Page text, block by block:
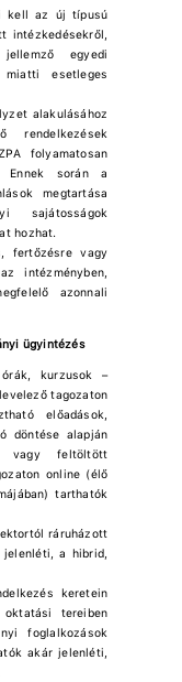
kell az új típusú
intézkedésekről,
egyedi
esetleges
alakulásához
rendelkezések
folyamatosan
Ennek során a
megtartása
hozhat.
fertőzésre vagy
intézményben,
azonnali
ügyintézés
kurzusok –
tagozaton
előadások,
döntése alapján
vagy feltöltött
online (élő
tarthatók
ráruházott
jelenléti, a hibrid,
keretein
tereiben
foglalkozások
akár jelenléti,